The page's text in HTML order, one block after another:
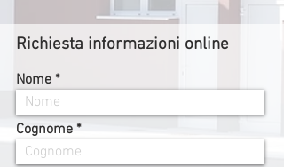
Richiesta informazioni online
Nome
Cognome